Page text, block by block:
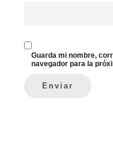
Guarda mi nombre,
navegador para la